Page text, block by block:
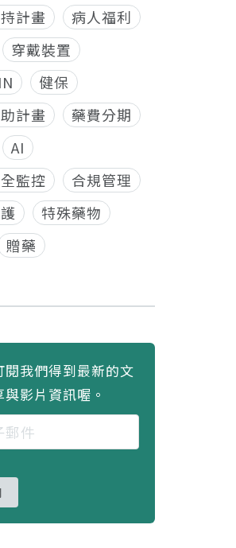
計畫
病人福利
穿戴裝置
健保
計畫
藥費分期
AI
監控
合規管理
特殊藥物
贈藥
閱我們得到最新的文
影片資訊喔。